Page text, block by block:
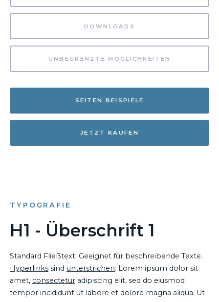
DOWNLOADS
UNBEGRENZTE MÖGLICHKEITEN
SEITEN BEISPIELE
JETZT KAUFEN
TYPOGRAFIE
H1 - Überschrift 1
Standard Fließtext: Geeignet für beschreibende Texte.
Hyperlinks sind unterstrichen. Lorem ipsum dolor sit
amet, consectetur adipiscing elit, sed do eiusmod
tempor incididunt ut labore et dolore magna aliqua. Ut